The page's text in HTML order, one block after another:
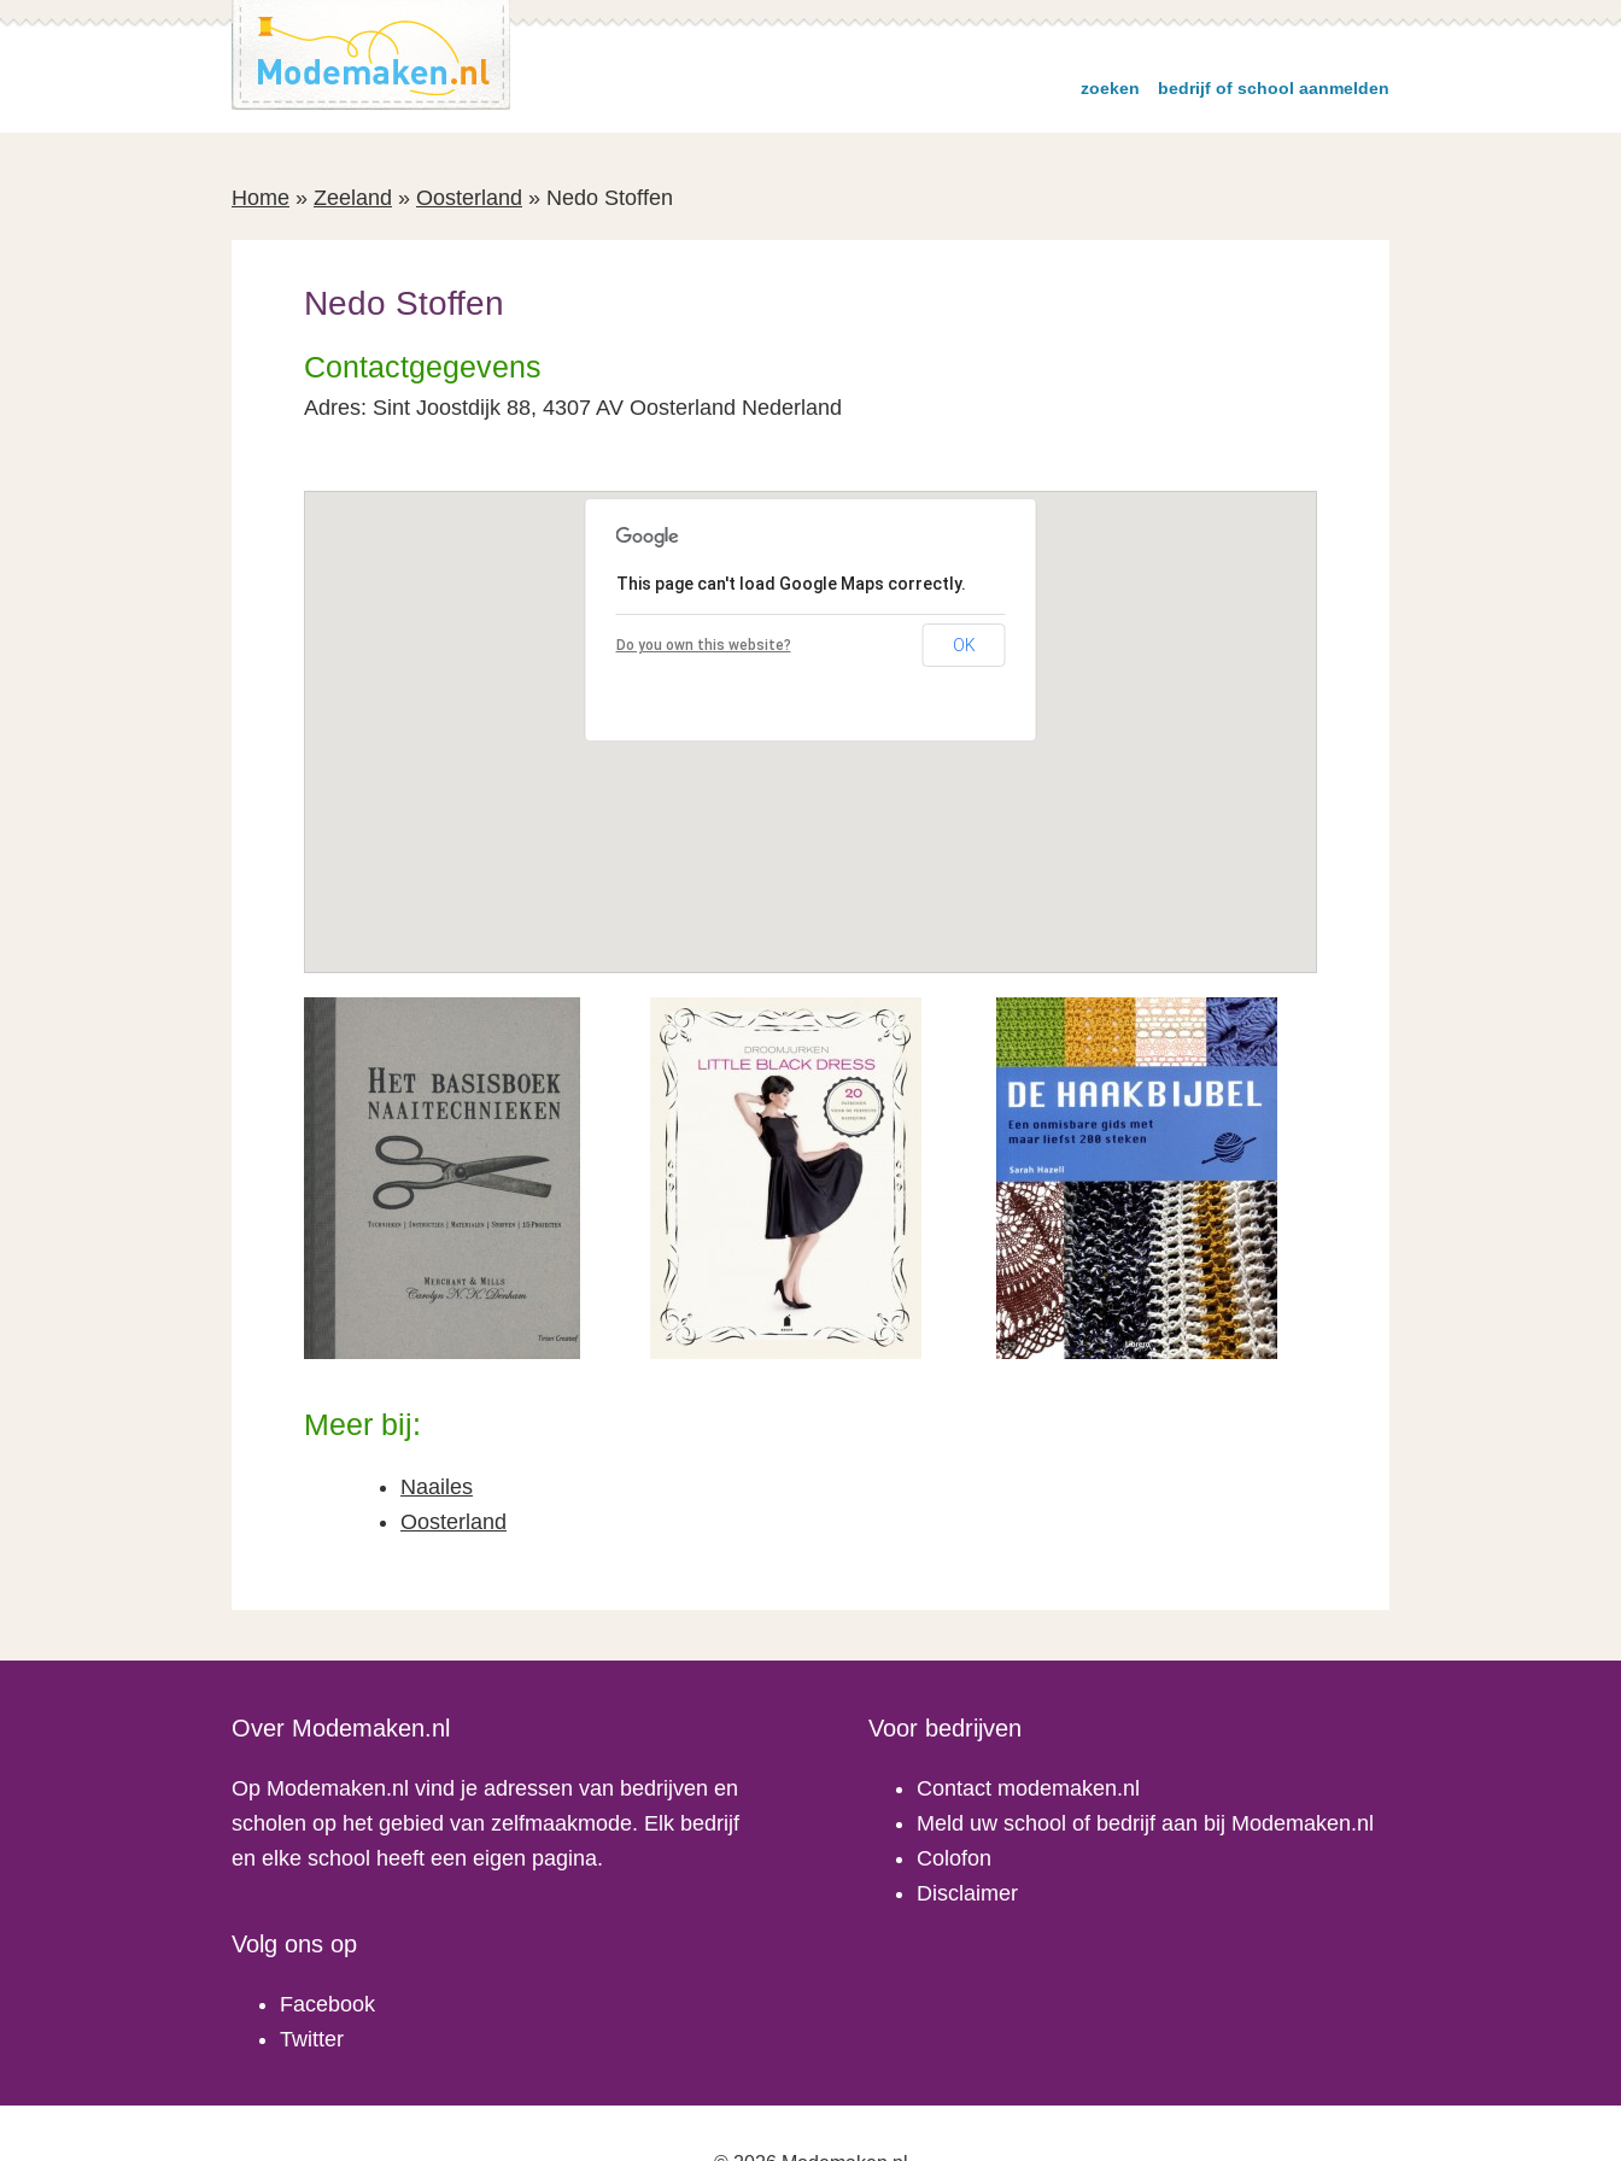
Spring
Spring
zoeken bedrijf of school aanmelden
Home » Zeeland » Oosterland » Nedo Stoffen
Nedo Stoffen
Contactgegevens
Adres: Sint Joostdijk 88, 4307 AV Oosterland Nederland
This page can't load Google Maps correctly.
Do you own this website? OK
Meer bij:
Naailes
Oosterland
Over Modemaken.nl
Op Modemaken.nl vind je adressen van bedrijven en
scholen op het gebied van zelfmaakmode. Elk bedrijf
en elke school heeft een eigen pagina.
Volg ons op
Facebook
Twitter
Voor bedrijven
Contact modemaken.nl
Meld uw school of bedrijf aan bij Modemaken.nl
Colofon
Disclaimer